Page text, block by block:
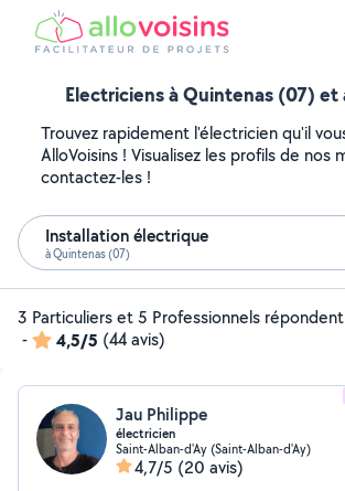
Electriciens à Quintenas (07)
Trouvez rapidement l'électricien qu'il
AlloVoisins ! Visualisez les profils de nos
contactez-les !
Installation électrique
à Quintenas (07)
3 Particuliers et 5 Professionnels répondent
-
4,5/5 (44 avis)
Jau Philippe
électricien
Saint-Alban-d'Ay (Saint-Alban-d'Ay)
4,7/5 (20 avis)